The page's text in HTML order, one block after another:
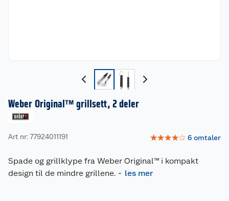
Weber Original™ grillsett, 2 deler
Art nr: 77924011191 ☆☆☆☆☆ 6 omtaler
Spade og grillklype fra Weber Original™ i kompakt
design til de mindre grillene. - les mer